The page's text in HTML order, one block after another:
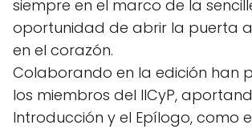
siempre en el marco de la
oportunidad de abrir la puerta
en el corazón.
Colaborando en la edición han
los miembros del IICyP,
Introducción y el Epílogo, como